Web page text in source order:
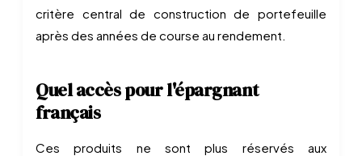
critère central de construction de portefeuille
après des années de course au rendement.
Quel accès pour l'épargnant
français
Ces produits ne sont plus réservés aux